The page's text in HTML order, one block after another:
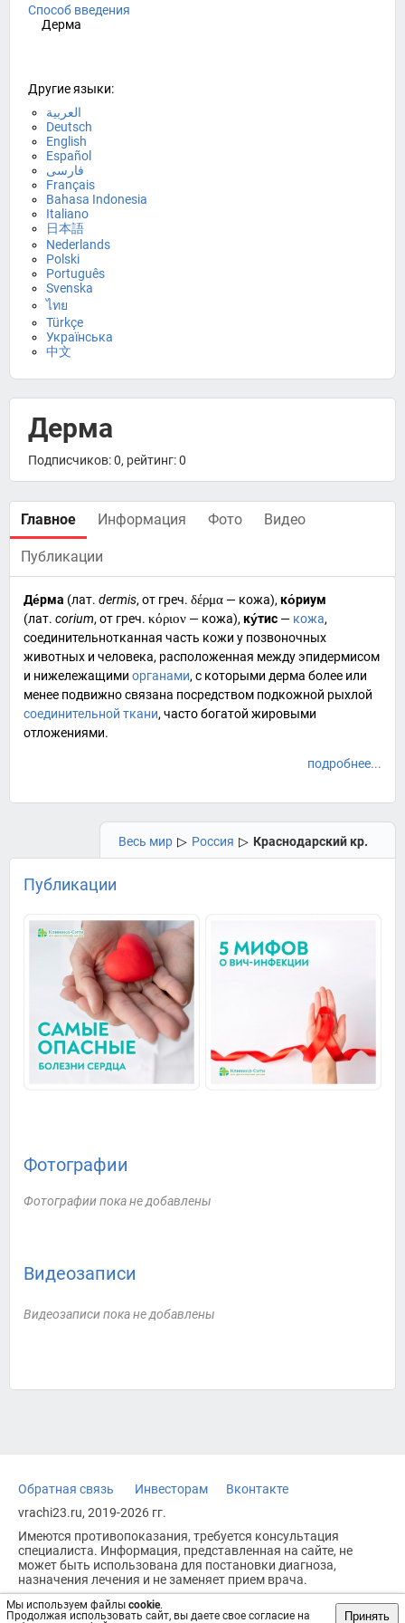
Мы используем файлы cookie.
Продолжая использовать сайт, вы даете свое согласие на
Принять
Способ введения
Дерма
Другие языки:
العربية
Deutsch
English
Español
فارسی
Français
Bahasa Indonesia
Italiano
日本語
Nederlands
Polski
Português
Svenska
ไทย
Türkçe
Українська
中文
Дерма
Подписчиков: 0, рейтинг: 0
Главное Информация Фото Видео
Публикации
Де́рма (лат. dermis, от греч. δέρμα — кожа), ко́риум
(лат. corium, от греч. κόριον — кожа), ку́тис — кожа,
соединительнотканная часть кожи у позвоночных
животных и человека, расположенная междуэпидермисом
и нижележащими органами, с которыми дерма более или
менее подвижно связана посредством подкожной рыхлой
соединительной ткани, часто богатой жировыми
отложениями.
подробнее...
Весь мир ▷ Россия ▷ Краснодарский кр.
Публикации
Фотографии
Фотографии пока не добавлены
Видеозаписи
Видеозаписи пока не добавлены
Обратная связь Инвесторам
Вконтакте
vrachi23.ru, 2019-2026 гг.
Имеются противопоказания, требуется консультация
специалиста. Информация, представленная на сайте, не
может быть использована для постановки диагноза,
назначения лечения и не заменяет прием врача.
Возрастное ограничение: 18+